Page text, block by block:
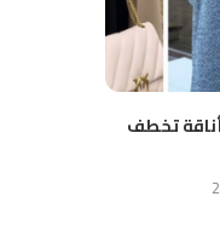
وأناقة تخطف